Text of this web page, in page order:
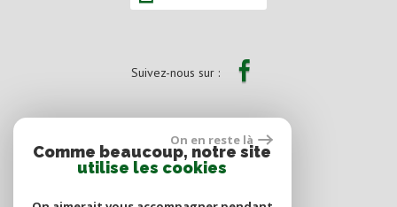
Suivez-nous sur :
On en reste là
Comme beaucoup, notre site
utilise les cookies